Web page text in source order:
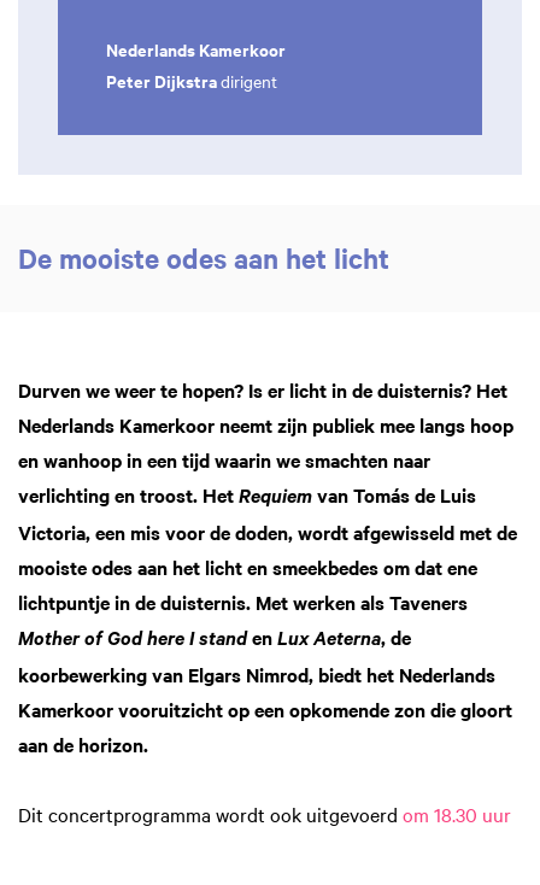
Nederlands Kamerkoor
Peter Dijkstradirigent
De mooiste odes aan het licht
Durven we weer te hopen? Is er licht in de duisternis? Het
Nederlands Kamerkoor neemt zijn publiek mee langs hoop
en wanhoop in een tijd waarin we smachten naar
verlichting en troost. Het Requiem van Tomás de Luis
Victoria, een mis voor de doden, wordt afgewisseld met de
mooiste odes aan het licht en smeekbedes om dat ene
lichtpuntje in de duisternis. Met werken als Taveners
Mother of God here I standen Lux Aeterna, de
koorbewerking van Elgars Nimrod, biedt het Nederlands
Kamerkoor vooruitzicht op een opkomende zon die gloort
aan de horizon.
Dit concertprogramma wordt ook uitgevoerd om 18.30 uur